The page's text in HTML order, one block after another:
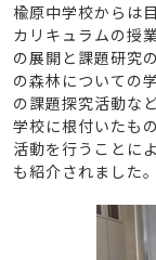
楡原中学校からは
カリキュラムの授
の展開と課題研究
の森林についての
の課題探究活動な
学校に根付いたも
活動を行うことに
も紹介されました。